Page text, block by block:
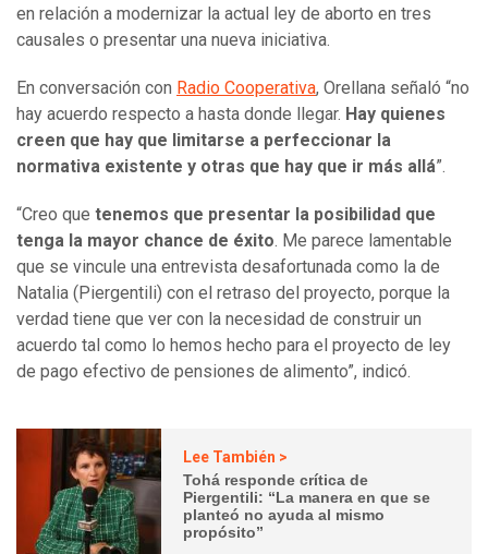
en relación a modernizar la actual ley de aborto en tres
causales o presentar una nueva iniciativa.
En conversación con Radio Cooperativa, Orellana señaló “no
hay acuerdo respecto a hasta donde llegar. Hay quienes
creen que hay que limitarse a perfeccionar la
normativa existente y otras que hay que ir más allá”.
“Creo que tenemos que presentar la posibilidad que
tenga la mayor chance de éxito. Me parece lamentable
que se vincule una entrevista desafortunada como la de
Natalia (Piergentili) con el retraso del proyecto, porque la
verdad tiene que ver con la necesidad de construir un
acuerdo tal como lo hemos hecho para el proyecto de ley
de pago efectivo de pensiones de alimento”, indicó.
Lee También >
Tohá responde crítica de
Piergentili: “La manera en que se
planteó no ayuda al mismo
propósito”